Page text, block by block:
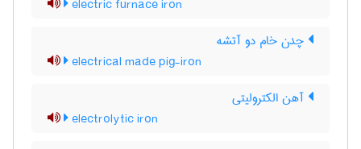
electric furnace iron
چدن خام دو آتشه
electrical made pig-iron
آهن الکترولیتی
electrolytic iron